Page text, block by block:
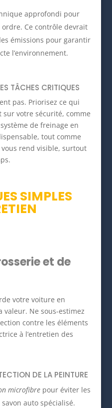
approfondi pour
Ce contrôle devrait
émissions pour garantir
l’environnement.
TÂCHES CRITIQUES
pas. Priorisez ce qui
votre sécurité, comme
de freinage en
tout comme
vous rend visible, surtout
SIMPLES
et de
votre voiture en
valeur. Ne sous-estimez
contre les éléments
à l’entretien des
DE LA PEINTURE
microfibrepour éviter les
auto spécialisé.